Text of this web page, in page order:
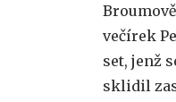
večírek
set, jenž
sklidil